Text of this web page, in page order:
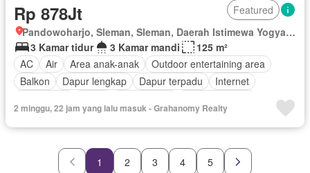
Rp 878Jt
Featured
Pandowoharjo, Sleman, Sleman, Daerah Istimewa Yogyakarta
3 Kamar tidur
3 Kamar mandi
125 m²
AC
Air Area anak-anak
Outdoor entertaining area
Balkon
Dapur lengkap Dapur terpadu
Internet
Ruang layanan
Taman Taman atap
Tangki air
Telephone
Televisi Garasi Panggang
Teras
Halaman
Wifi
2 minggu, 22 jam yang lalu masuk - Grahanomy Realty
1 2 3 4 5